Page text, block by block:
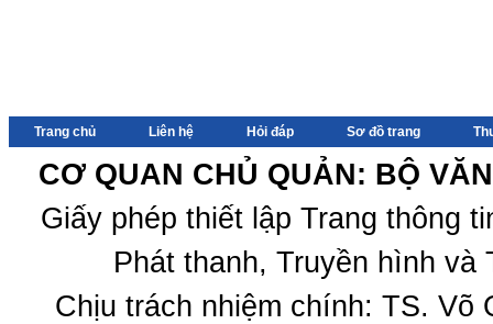
Trang chủ Liên hệ Hỏi đáp Sơ đồ trang
CƠ QUAN CHỦ QUẢN: BỘ
Giấy phép thiết lập Trang thông
Phát thanh, Truyền hình
Chịu trách nhiệm chính: TS.